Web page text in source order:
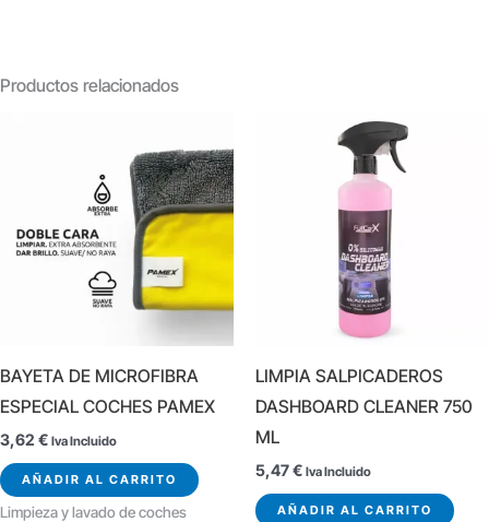
Productos relacionados
BAYETA DE MICROFIBRA
ESPECIAL COCHES PAMEX
3,62 € Iva Incluido
AÑADIR AL CARRITO
Limpieza y lavado de coches
LIMPIA SALPICADEROS
DASHBOARD CLEANER 750
ML
5,47€ Iva Incluido
AÑADIR AL CARRITO